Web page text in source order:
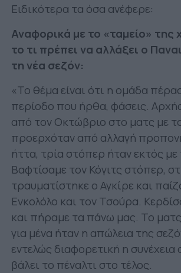
Ειδικότερα τα όσα ανέφερε:
Αναφορικά με το «ταμείο» της
το τι πρέπει να αλλάξει ο
τη νέα σεζόν:
«Το θέμα είναι ότι η ομάδα
περίοδο που ήρθα, φάσεις.
από τον Οκτώβριο στο ματς με
προερχόταν από αλλαγή
ήττα, τρία στόπερ ήταν εκτός
Βαφτίσαμε τον Κόγιτς στόπερ,
τραυματίστηκε ο Αγκίρε και
Ενκολόλο και τον Τσούρα.
και πήραμε τα πάνω μας. Το
για μένα ήταν η απώλεια της
εντελώς διαφορετική η συνέχεια
βάλει το πέναλτι στο τέλος.